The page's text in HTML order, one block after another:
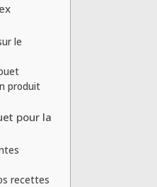
le
produit
pour la
recettes